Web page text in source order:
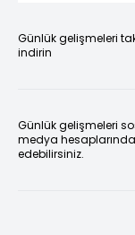
Günlük gelişmeleri
indirin
Günlük gelişmeleri
medya
edebilirsiniz.